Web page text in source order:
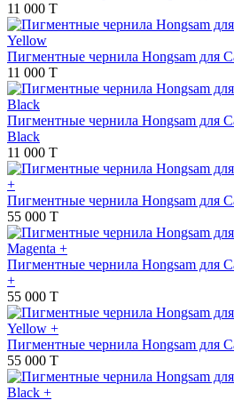
11 000 T
Пигментные чернила Hongsam для
11 000 T
Пигментные чернила Hongsam для
Black
11 000 T
Пигментные чернила Hongsam для
55 000 T
Пигментные чернила Hongsam для
+
55 000 T
Пигментные чернила Hongsam для
55 000 T